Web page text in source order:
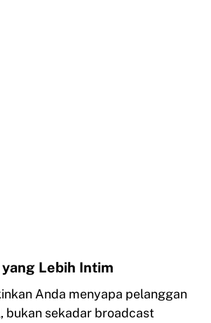
Lebih Intim
Anda menyapa pelanggan
bukan sekadar broadcast